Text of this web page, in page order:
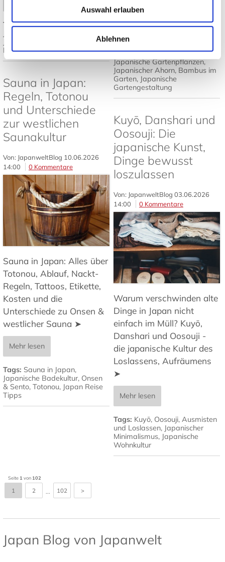
Auswahl erlauben
Ablehnen
Tags: Japanisches Design,
Tatami und
Futon
➤
Mehr lesen
Tags: Japanischer Garten,
Japanische Gartenpflanzen,
Japanischer Ahorn, Bambus im
Garten, Japanische
Gartengestaltung
Sauna in Japan:
Regeln, Totonou
und Unterschiede
zur westlichen
Saunakultur
Von: JapanweltBlog 10.06.2026
14:00
0 Kommentare
Sauna in Japan: Alles über
Totonou, Ablauf, Nackt-
Regeln, Tattoos, Etikette,
Kosten und die
Unterschiede zu Onsen &
westlicher Sauna ➤
Mehr lesen
Tags: Sauna in Japan,
Japanische Badekultur, Onsen
& Sento, Totonou, Japan Reise
Tipps
Kuyō, Danshari und
Oosouji: Die
japanische Kunst,
Dinge bewusst
loszulassen
Von: JapanweltBlog 03.06.2026
14:00
0 Kommentare
Warum verschwinden alte
Dinge in Japan nicht
einfach im Müll? Kuyō,
Danshari und Oosouji -
die japanische Kultur des
Loslassens, Aufräumens
➤
Mehr lesen
Tags: Kuyō, Oosouji, Ausmisten
und Loslassen, Japanischer
Minimalismus, Japanische
Wohnkultur
Seite 1 von 102
1 2 ... 102 >
Japan Blog von Japanwelt